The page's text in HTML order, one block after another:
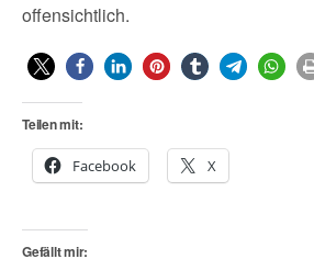
offensichtlich.
Teilen mit:
Facebook X
Gefällt mir: